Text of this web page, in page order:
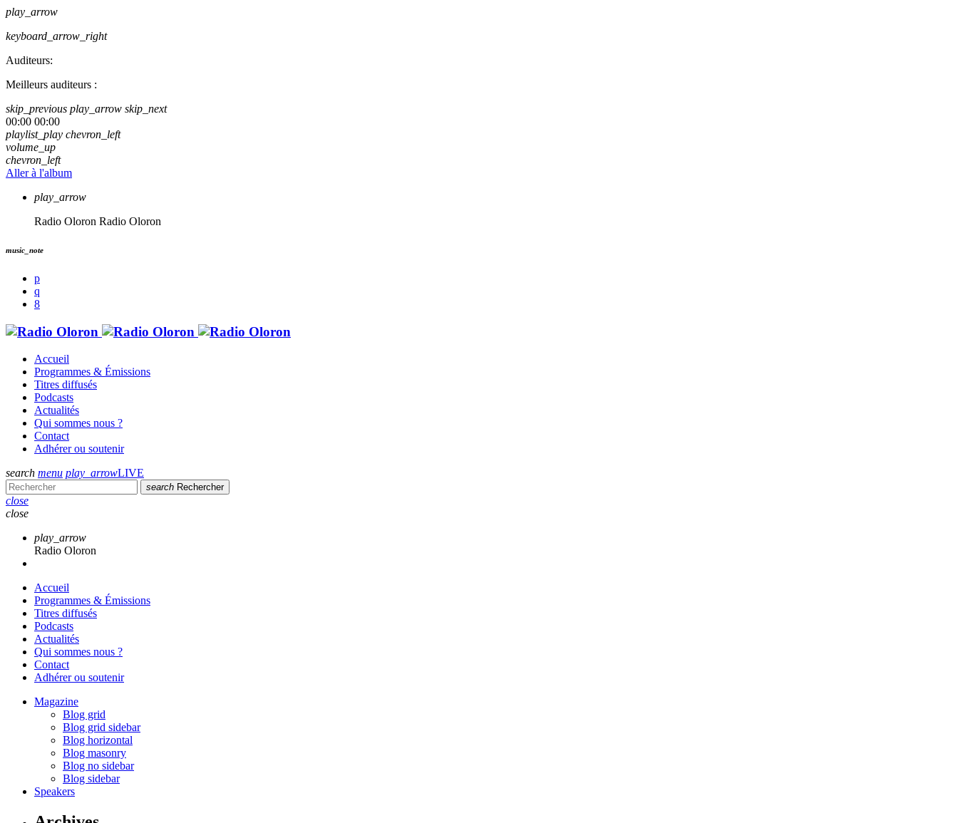
play_arrow
keyboard_arrow_right
Auditeurs:
Meilleurs auditeurs :
skip_previous play_arrow skip_next
00:00 00:00
playlist_play chevron_left
volume_up
chevron_left
Aller à l'album
play_arrow
Radio Oloron Radio Oloron
music_note
Accueil
Programmes & Émissions
Titres diffusés
Podcasts
Actualités
Qui sommes nous ?
Contact
Adhérer ou soutenir
search menu play_arrowLIVE
search Rechercher
close
close
play_arrow
Radio Oloron
Accueil
Programmes & Émissions
Titres diffusés
Podcasts
Actualités
Qui sommes nous ?
Contact
Adhérer ou soutenir
Magazine
Blog grid
Blog grid sidebar
Blog horizontal
Blog masonry
Blog no sidebar
Blog sidebar
Speakers